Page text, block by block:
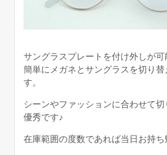
サングラスプレートを付け外しが可
簡単にメガネとサングラスを切り替
す。
シーンやファッションに合わせて
優秀です♪
在庫範囲の度数であれば当日お持ち